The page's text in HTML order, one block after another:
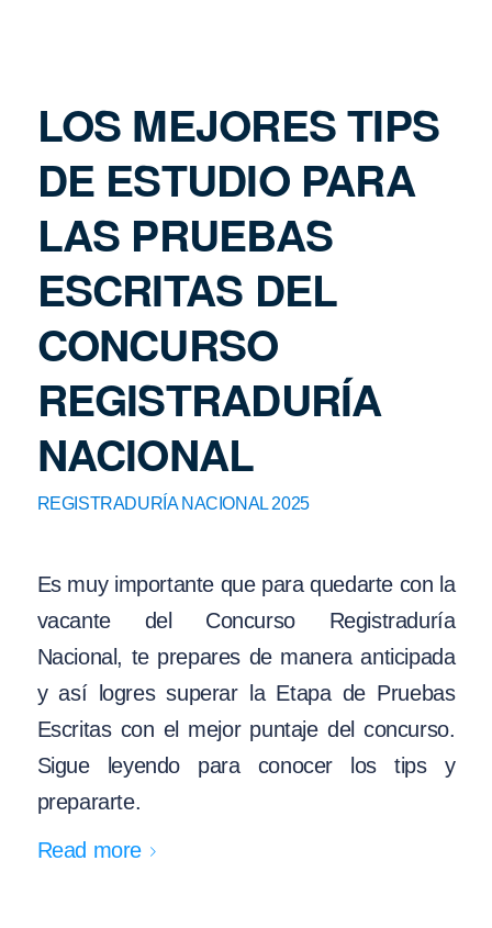
LOS MEJORES TIPS
DE ESTUDIO PARA
LAS PRUEBAS
ESCRITAS DEL
CONCURSO
REGISTRADURÍA
NACIONAL
REGISTRADURÍA NACIONAL 2025
Es muy importante que para quedarte con la
vacante del Concurso Registraduría
Nacional, te prepares de manera anticipada
y así logres superar la Etapa de Pruebas
Escritas con el mejor puntaje del concurso.
Sigue leyendo para conocer los tips y
prepararte.
Read more